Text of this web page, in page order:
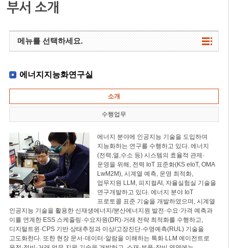
부서 소개
메뉴를 선택하세요.
에너지지능화연구실
소개
수행업무
에너지 분야에 인공지능 기술을 도입하여
지능화하는 연구를 수행하고 있다. 에너지
(전력,열,수소 등) 시스템의 효율적 관제·
운영을 위해, 전력 IoT 표준화(KS eIoT, OMA
LwM2M), 시계열 예측, 운영 최적화,
업무지원 LLM, 피지컬AI, 자율실험실 기술을
연구개발하고 있다. 에너지 분야 IoT
프로토콜 표준 기술을 개발하였으며, 시계열
인공지능 기술을 활용한 신재생에너지/분산에너지원 발전·수요·가격 예측과
이를 연계한 ESS 스케줄링·수요자원(DR)·거래 전략 최적화를 수행하고,
디지털트윈·CPS 기반 상태추정과 이상/고장진단·수명예측(RUL) 기술을
고도화한다. 또한 현장 문서·데이터·알람을 이해하는 특화 LLM 에이전트로